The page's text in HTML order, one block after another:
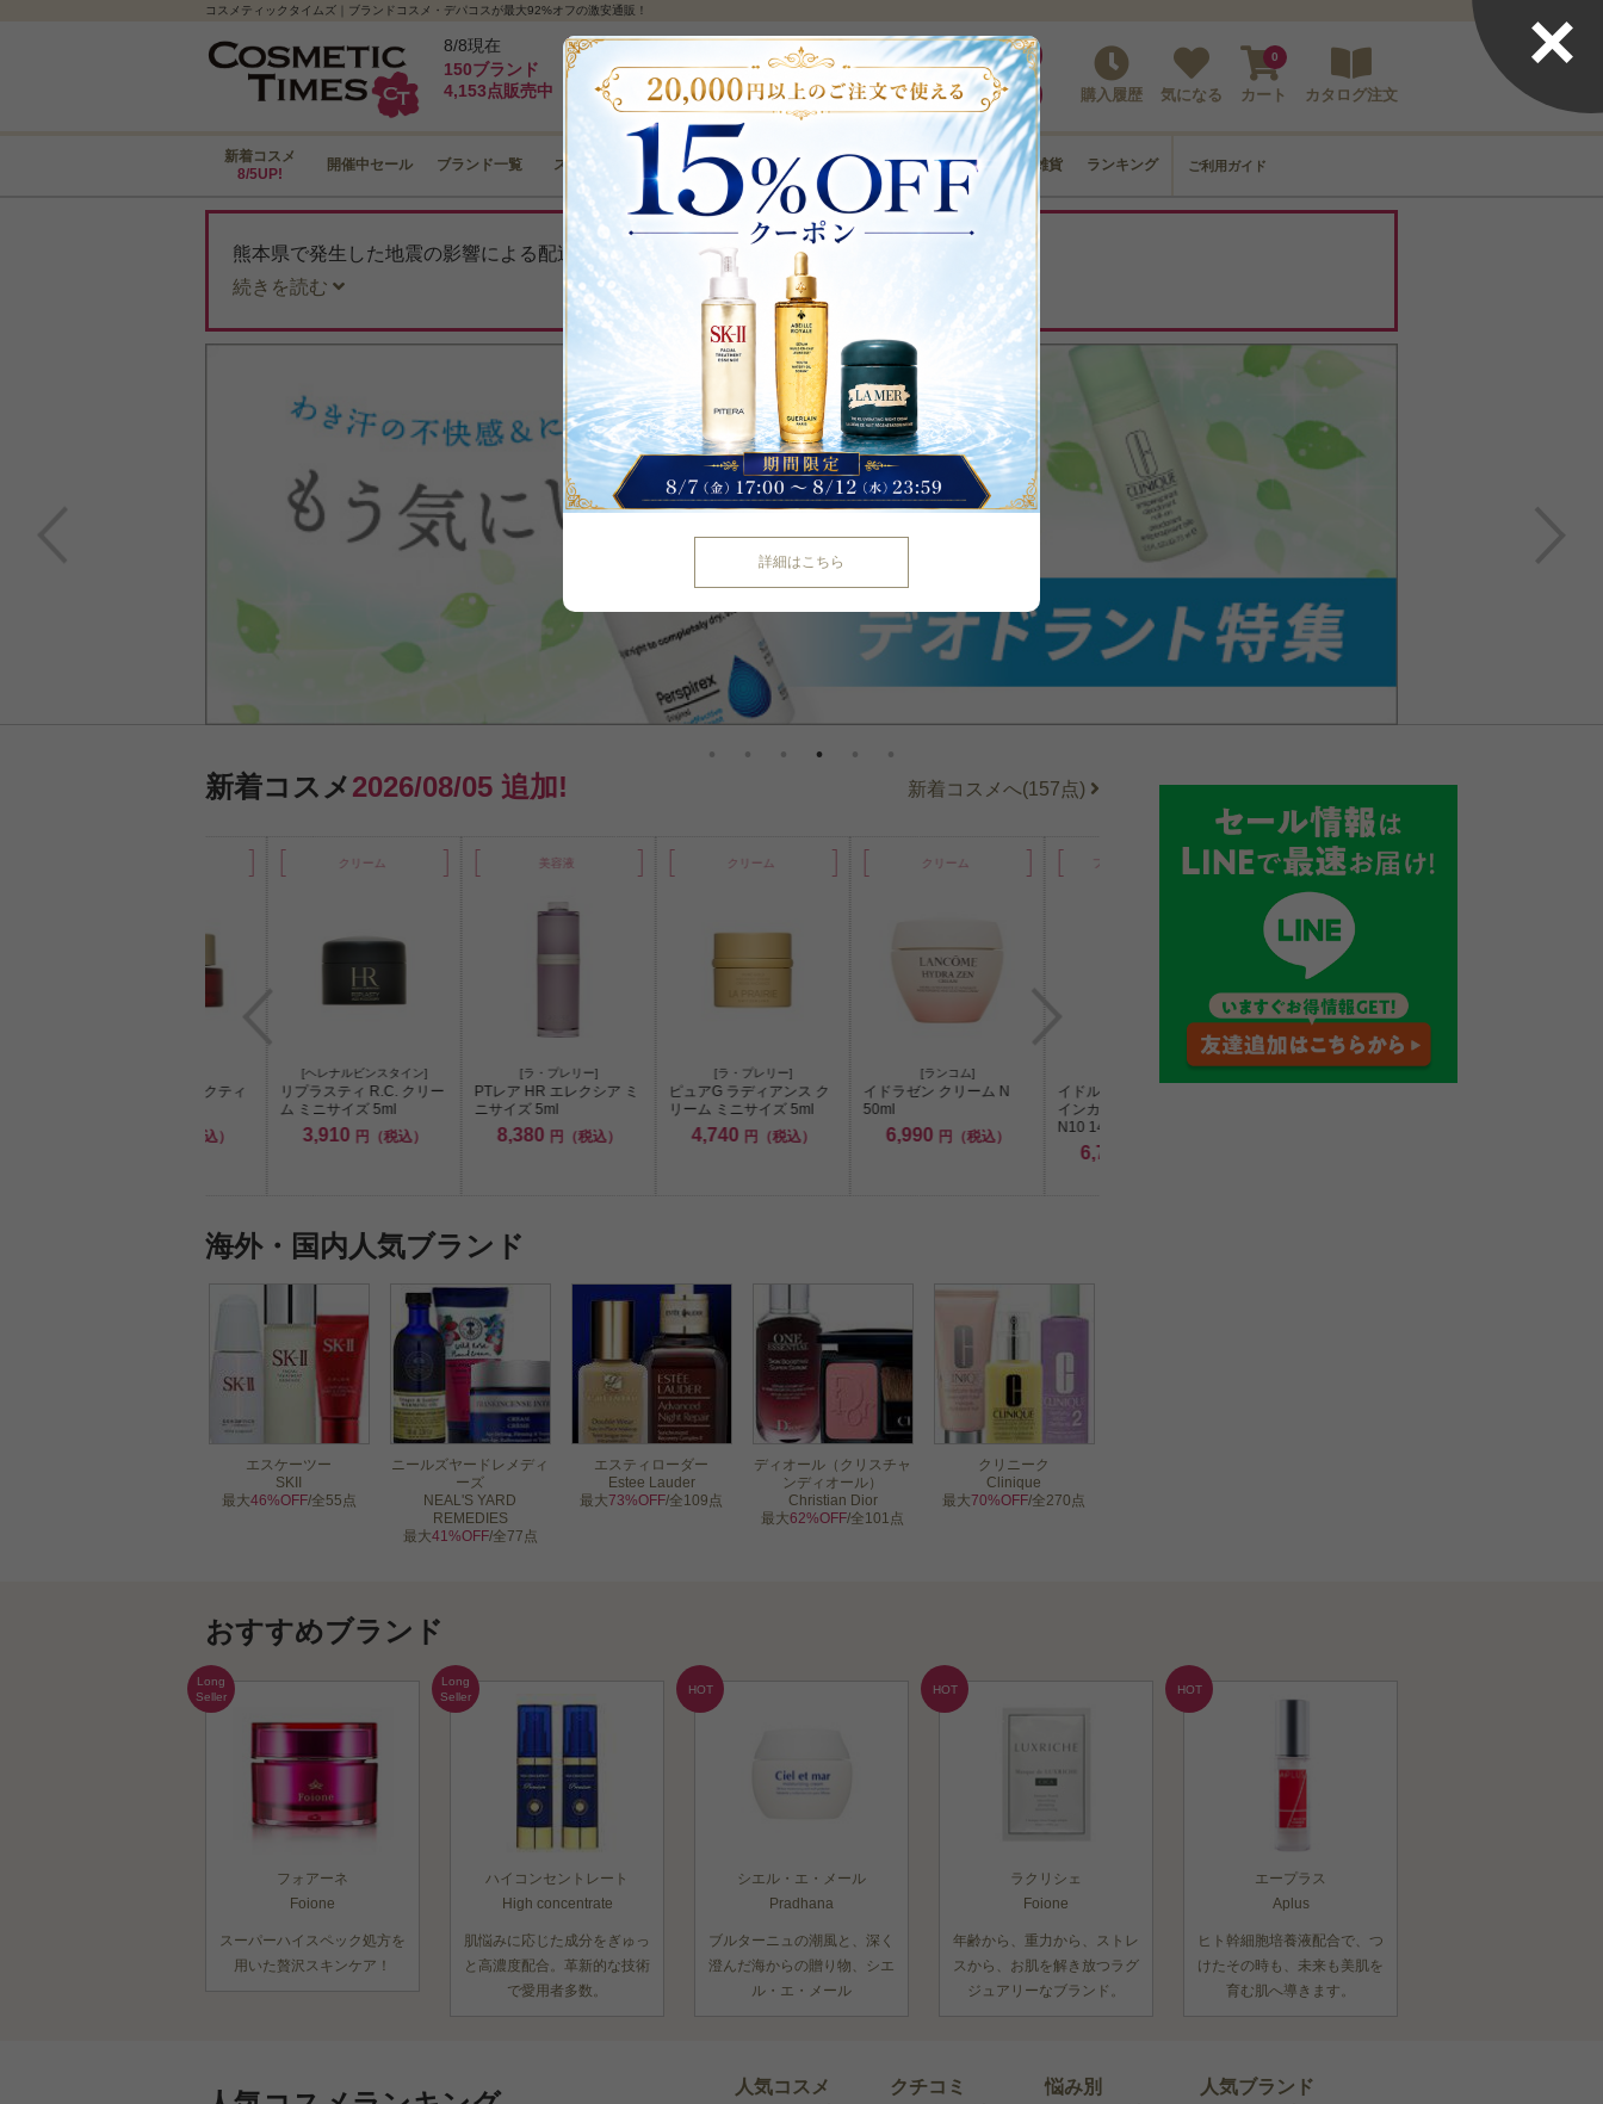
コスメティックタイムズ｜ブランドコスメ・デパコスが最大92%オフの激安通販！
8/8現在
150ブランド
4,153点販売中
最大5%pt還元｜最短3日｜8,000円以上全国送料無料
ログイン
新規登録 購入履歴 気になる カート
0
カタログ注文
新着コスメ
8/5UP!
開催中セール ブランド一覧 スキンケア メイクアップ ボディケア ヘアケア コフレ･雑貨 ランキング ご利用ガイド
詳細はこちら
×
熊本県で発生した地震の影響による配送遅延について
続きを読む
新着コスメ2026/08/05 追加! 新着コスメへ(157点)
スムース パーフェクティ
円（税込）
クリーム
[ヘレナルビンスタイン]
リプラスティ R.C. クリー
ム ミニサイズ 5ml
3,910 円（税込）
美容液
[ラ・プレリー]
PTレア HR エレクシア ミ
ニサイズ 5ml
8,380 円（税込）
クリーム
[ラ・プレリー]
ピュアG ラディアンス ク
リーム ミニサイズ 5ml
4,740 円（税込）
クリーム
[ランコム]
イドラゼン クリーム N
50ml
6,990 円（税込）
ファンデーション
イドル スキン セラム ファ
インカバー クッション
N10 14g
6,770
ファンデーション
海外・国内人気ブランド
エスケーツー
SKII
最大46%OFF/全55点
ニールズヤードレメディ
ーズ
NEAL'S YARD
REMEDIES
最大41%OFF/全77点
エスティローダー
Estee Lauder
最大73%OFF/全109点
ディオール（クリスチャ
ンディオール）
Christian Dior
最大62%OFF/全101点
クリニーク
Clinique
最大70%OFF/全270点
おすすめブランド
フォアーネ
Foione
スーパーハイスペック処方を
用いた贅沢スキンケア！
Long
Seller
ハイコンセントレート
High concentrate
肌悩みに応じた成分をぎゅっ
と高濃度配合。革新的な技術
で愛用者多数。
Long
Seller
シエル・エ・メール
Pradhana
ブルターニュの潮風と、深く
澄んだ海からの贈り物、シエ
ル・エ・メール
HOT
ラクリシェ
Foione
年齢から、重力から、ストレ
スから、お肌を解き放つラグ
ジュアリーなブランド。
HOT
エープラス
Aplus
ヒト幹細胞培養液配合で、つ
けたその時も、未来も美肌を
育む肌へ導きます。
HOT
人気コスメ
クチコミ
悩み別
人気ブランド